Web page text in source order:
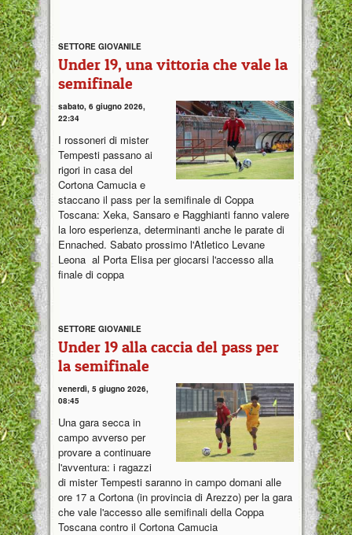
SETTORE GIOVANILE
Under 19, una vittoria che vale la
semifinale
sabato, 6 giugno 2026,
22:34
I rossoneri di mister
Tempesti passano ai
rigori in casa del
Cortona Camucia e
staccano il pass per la semifinale di Coppa
Toscana: Xeka, Sansaro e Ragghianti fanno valere
la loro esperienza, determinanti anche le parate di
Ennached. Sabato prossimo l'Atletico Levane
Leona al Porta Elisa per giocarsi l'accesso alla
finale di coppa
SETTORE GIOVANILE
Under 19 alla caccia del pass per
la semifinale
venerdì, 5 giugno 2026,
08:45
Una gara secca in
campo avverso per
provare a continuare
l'avventura: i ragazzi
di mister Tempesti saranno in campo domani alle
ore 17 a Cortona (in provincia di Arezzo) per la gara
che vale l'accesso alle semifinali della Coppa
Toscana contro il Cortona Camucia